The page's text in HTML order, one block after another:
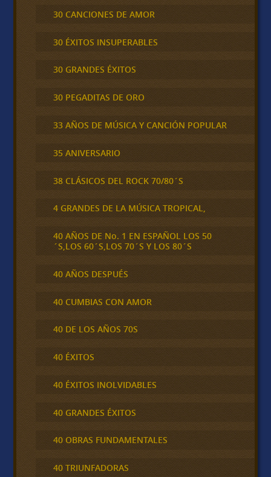
30 CANCIONES DE AMOR
30 ÉXITOS INSUPERABLES
30 GRANDES ÉXITOS
30 PEGADITAS DE ORO
33 AÑOS DE MÚSICA Y CANCIÓN POPULAR
35 ANIVERSARIO
38 CLÁSICOS DEL ROCK 70/80´S
4 GRANDES DE LA MÚSICA TROPICAL,
40 AÑOS DE No. 1 EN ESPAÑOL LOS 50
´S,LOS 60´S,LOS 70´S Y LOS 80´S
40 AÑOS DESPUÉS
40 CUMBIAS CON AMOR
40 DE LOS AÑOS 70S
40 ÉXITOS
40 ÉXITOS INOLVIDABLES
40 GRANDES ÉXITOS
40 OBRAS FUNDAMENTALES
40 TRIUNFADORAS